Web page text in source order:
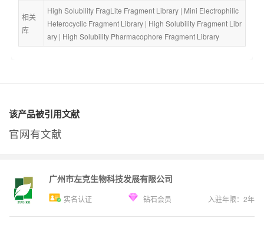
相关
库
High Solubility FragLite Fragment Library | Mini Electrophilic
Heterocyclic Fragment Library | High Solubility Fragment Libr
ary | High Solubility Pharmacophore Fragment Library
该产品被引用文献
官网有文献
广州市左克生物科技发展有限公司
实名认证 钻石会员 入驻年限： 2年